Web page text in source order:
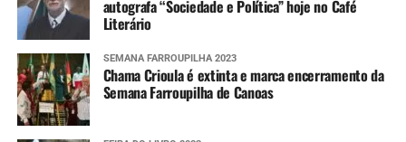
autografa “Sociedade e Política” hoje no Café
Literário
SEMANA FARROUPILHA 2023
Chama Crioula é extinta e marca encerramento da
Semana Farroupilha de Canoas